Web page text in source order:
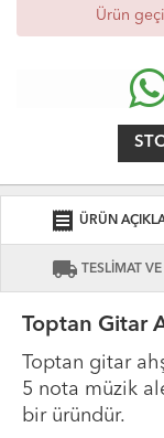
Ürün
receipt ÜRÜN
local_shipping TESLİMAT
Toptan Gitar
Toptan gitar
5 nota müzik
bir üründür.